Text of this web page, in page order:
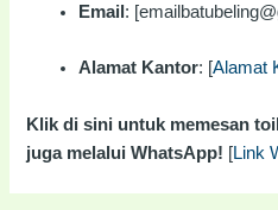
Email :
Alamat Kantor: [Alamat
Klik di sini untuk memesan
juga melalui WhatsApp! [Link